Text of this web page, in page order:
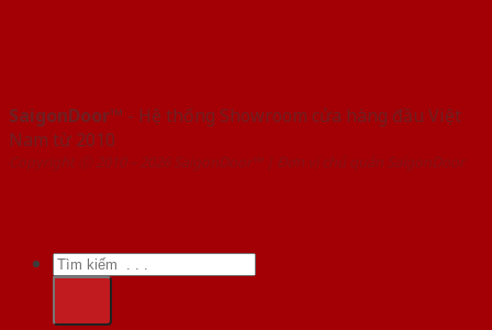
SaigonDoor™ - Hệ thống Showroom cửa hàng đầu Việt
Nam từ 2010
Copyright ⓒ 2010 – 2026 SaigonDoor™ | Đơn vị chủ quản SaigonDoor
Tìm
kiếm: